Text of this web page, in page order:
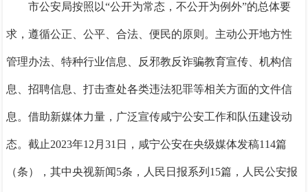
市公安局按照 以“公开为常态，不公开为例外”的总体要
求，遵循公正、公平、合法、便民的原则。主动公开地方性
管理办法、特种行业信息、反邪教反诈骗教育宣传、机构信
息、招聘信息、打击查处各类违法犯罪等相关方面的文件信
息。借助新媒体力量， 广泛宣传咸宁公安工作和队伍建设动
态。截止2023年12月31日，咸宁公安在央级媒体发稿114篇
（条），其中央视新闻5条，人民日报系列15篇，人民公安报